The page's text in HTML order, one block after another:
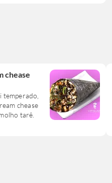
chease
temperado,
chease
tarê.